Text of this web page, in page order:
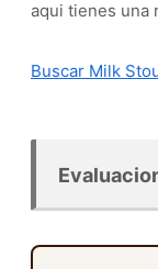
aqui tienes una
Buscar Milk